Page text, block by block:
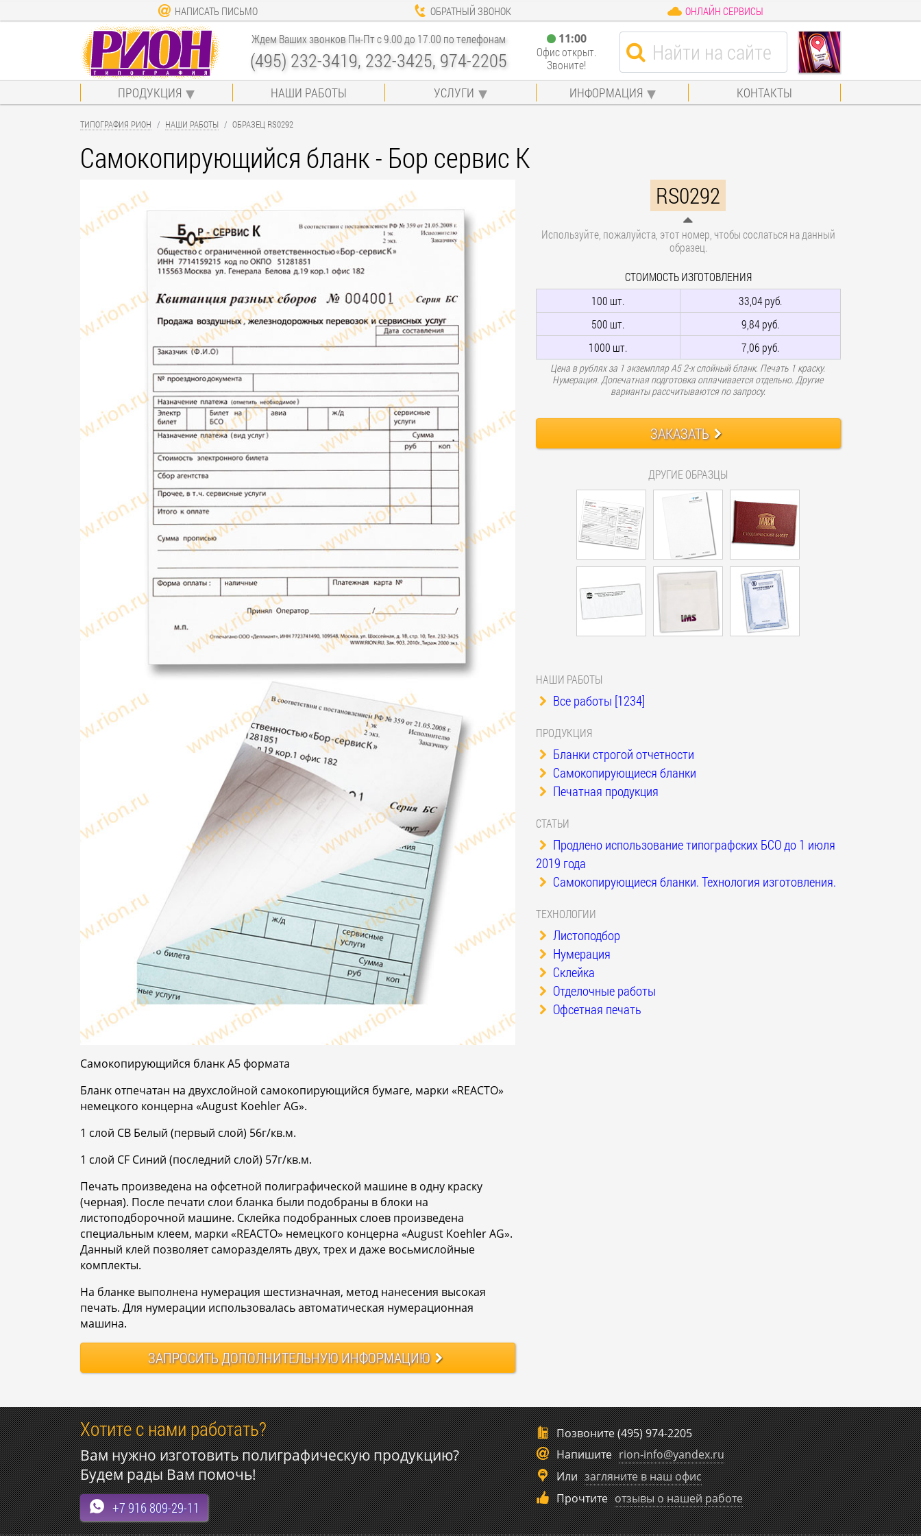
НАПИСАТЬ ПИСЬМО ОБРАТНЫЙ ЗВОНОК ОНЛАЙН СЕРВИСЫ
Ждем Ваших звонков Пн-Пт с 9.00 до 17.00 по телефонам
(495) 232-3419, 232-3425, 974-2205
11:00
Офис открыт.
Звоните!
ПРОДУКЦИЯ НАШИ РАБОТЫ УСЛУГИ ИНФОРМАЦИЯ КОНТАКТЫ
ТИПОГРАФИЯ РИОН НАШИ РАБОТЫ ОБРАЗЕЦ RS0292
Самокопирующийся бланк - Бор сервис К
Самокопирующийся бланк А5 формата
Бланк отпечатан на двухслойной самокопирующийся бумаге, марки «REACTO»
немецкого концерна «August Koehler AG».
1 слой CB Белый (первый слой) 56г/кв.м.
1 слой CF Синий (последний слой) 57г/кв.м.
Печать произведена на офсетной полиграфической машине в одну краску
(черная). После печати слои бланка были подобраны в блоки на
листоподборочной машине. Склейка подобранных слоев произведена
специальным клеем, марки «REACTO» немецкого концерна «August Koehler AG».
Данный клей позволяет саморазделять двух, трех и даже восьмислойные
комплекты.
На бланке выполнена нумерация шестизначная, метод нанесения высокая
печать. Для нумерации использовалась автоматическая нумерационная
машина.
ЗАПРОСИТЬДОПОЛНИТЕЛЬНУЮИНФОРМАЦИЮ
RS0292
Используйте, пожалуйста, этот номер, чтобы сослаться на данный
образец.
СТОИМОСТЬ ИЗГОТОВЛЕНИЯ
100 шт.
33,04 руб.
500 шт.
9,84 руб.
1000 шт.
7,06 руб.
Цена в рублях за 1 экземпляр А5 2-х слойный бланк. Печать 1 краску.
Нумерация. Допечатная подготовка оплачивается отдельно. Другие
варианты рассчитываются по запросу.
ЗАКАЗАТЬ
ДРУГИЕ ОБРАЗЦЫ
НАШИ РАБОТЫ
Все работы [1234]
ПРОДУКЦИЯ
Бланки строгой отчетности
Самокопирующиеся бланки
Печатная продукция
СТАТЬИ
Продлено использование типографских БСО до 1 июля
2019 года
Самокопирующиеся бланки. Технология изготовления.
ТЕХНОЛОГИИ
Листоподбор
Нумерация
Склейка
Отделочные работы
Офсетная печать
Хотите с нами работать?
Вам нужно изготовить полиграфическую продукцию?
Будем рады Вам помочь!
+7 916 809-29-11
Позвоните(495) 974-2205
Напишите rion-info@yandex.ru
Или загляните в наш офис
Прочтите отзывы о нашей работе